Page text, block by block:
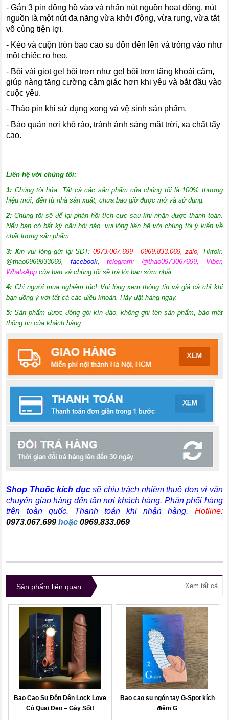
- Gắn 3 pin đông hồ vào và nhấn nút nguồn hoạt động, nút
nguồn là một nút đa năng vừa khởi động, vừa rung, vừa tắt
vô cùng tiện lợi.
- Kéo và cuộn tròn bao cao su đôn dên lên và tròng vào như
một chiếc rọ heo.
- Bôi vài giọt gel bôi trơn như gel bôi trơn tăng khoái cãm,
giúp nàng tăng cường cảm giác hơn khi yêu và bắt đầu vào
cuộc yêu.
- Tháo pin khi sử dụng xong và vệ sinh sản phẩm.
- Bảo quản nơi khô ráo, tránh ánh sáng mặt trời, xa chất tẩy
cao.
Liên hệ với chúng tôi:
1: Chúng tôi hứa: Tất cả các sản phẩm của chúng tôi là 100% thương
hiệu mới, đến từ nhà sản xuất, chưa bao giờ được mở và sử dụng.
2: Chúng tôi sẽ để lại phản hồi tích cực sau khi nhận được thanh toán.
Nếu bạn có bất kỳ câu hỏi nào, vui lòng liên hệ với chúng tôi ý kiến về
chất lượng sản phẩm.
3: Xin vui lòng gửi lại SĐT: 0973.067.699 - 0969.833.069, zalo, Tiktok:
@thao0969833069 ,facebook ,telegram: @thao0973067699, Viber,
WhatsAppcủa bạn và chúng tôi sẽ trả lời bạn sớm nhất.
4: Chỉ người mua nghiêm túc! Vui lòng xem thông tin và giá cả chỉ khi
bạn đồng ý với tất cả các điều khoản. Hãy đặt hàng ngay.
5: Sản phẩm được đóng gói kín đáo, không ghi tên sản phẩm, bảo mật
thông tin của khách hàng.
Shop Thuốc kích dục sẽ chịu trách nhiệm thuê đơn vị vận
chuyển giao hàng đến tận nơi khách hàng. Phân phối hàng
trên toàn quốc. Thanh toán khi nhận hàng. Hotline:
0973.067.699 hoặc0969.833.069
Sản phẩm liên quan Xem tất cả
Bao Cao Su Đôn Dên Lock Love
Có Quai Đeo – Gây Sốt!
Bao cao su ngón tay G-Spot kích
điểm G